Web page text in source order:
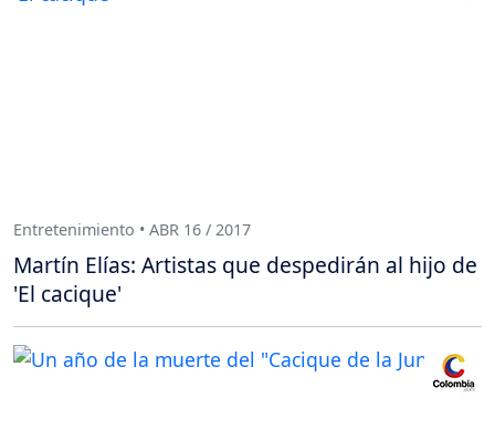
Entretenimiento • ABR 16 / 2017
Martín Elías: Artistas que despedirán al hijo de
'El cacique'